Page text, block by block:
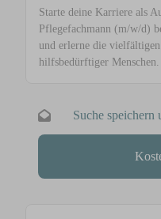
Starte deine Karriere als
Pflegefachmann (m/w/d)
und erlerne die
hilfsbedürftiger Menschen.
Suche